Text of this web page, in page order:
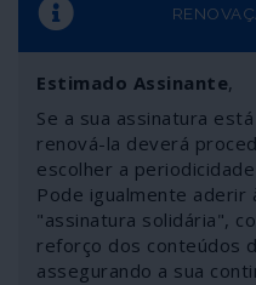
Estimado Assinante,
Se a sua assinatura
renová-la deverá
escolher a
Pode igualmente aderir
"assinatura solidária",
reforço dos conteúdos
assegurando a sua